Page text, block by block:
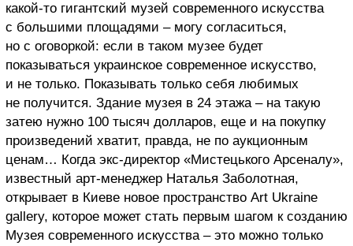
какой-то гигантский музей современного искусства
с большими площадями – могу согласиться,
но с оговоркой: если в таком музее будет
показываться украинское современное искусство,
и не только. Показывать только себя любимых
не получится. Здание музея в 24 этажа – на такую
затею нужно 100 тысяч долларов, еще и на покупку
произведений хватит, правда, не по аукционным
ценам… Когда экс-директор «Мистецького Арсеналу»,
известный арт-менеджер Наталья Заболотная,
открывает в Киеве новое пространство Art Ukraine
gallery, которое может стать первым шагом к созданию
Музея современного искусства – это можно только